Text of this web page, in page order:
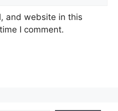
and website in this
I comment.